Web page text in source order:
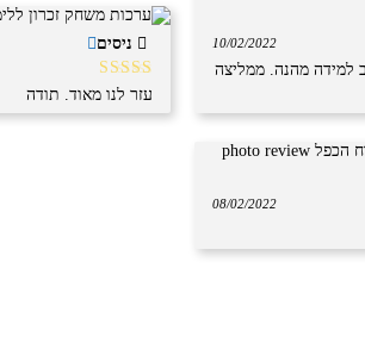
10/02/2022
למידה מהנה. ממליצה
08/02/2022
דורג5 מתוך
עזר לנו מאוד. תודה